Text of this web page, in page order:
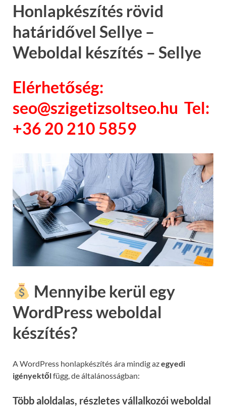
Honlapkészítés rövid
határidővel Sellye –
Weboldal készítés – Sellye
Elérhetőség:
seo@szigetizsoltseo.hu Tel:
+36 20 210 5859
Mennyibe kerül egy
WordPress weboldal
készítés?
A WordPress honlapkészítés ára mindig azegyedi
igényektőlfügg, de általánosságban:
Több aloldalas, részletes vállalkozói weboldal